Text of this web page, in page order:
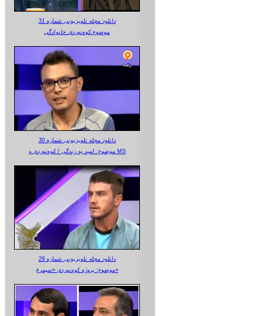
دانلود مجله تلویزیونی شماره 31
موضوع:کوه‌نوردی خانوادگی
دانلود مجله تلویزیونی شماره 30
موضوع: امید به زندگی / کوه‌نوردی و MS
دانلود مجله تلویزیونی شماره 29
موضوع: پروژه کوه‌نوردی «سیمرغ»